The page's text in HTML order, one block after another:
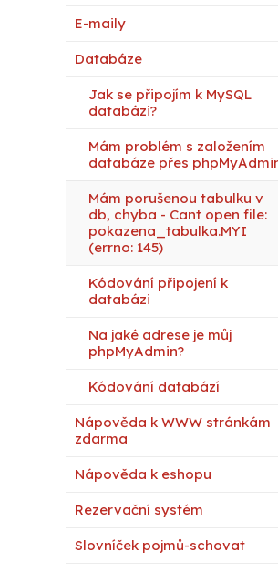
E-maily
Databáze
Jak se připojím k MySQL
databázi?
Mám problém s založením
databáze přes
Mám porušenou tabulku v
db, chyba - Cant open file:
pokazena_tabulka.MYI
(errno: 145)
Kódování připojení k
databázi
Na jaké adrese je můj
phpMyAdmin?
Kódování databází
Nápověda k WWW stránkám
zdarma
Nápověda k eshopu
Rezervační systém
Slovníček pojmů-schovat